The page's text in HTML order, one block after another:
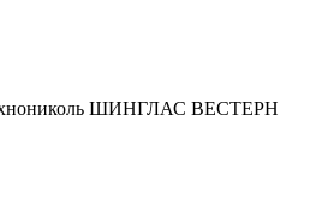
ШИНГЛАС ВЕСТЕРН